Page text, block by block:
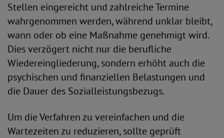
Stellen eingereicht und zahlreiche Termine
wahrgenommen werden, während unklar bleibt,
wann oder ob eine Maßnahme genehmigt wird.
Dies verzögert nicht nur die berufliche
Wiedereingliederung, sondern erhöht auch die
psychischen und finanziellen Belastungen und
die Dauer des Sozialleistungsbezugs.
Um die Verfahren zu vereinfachen und die
Wartezeiten zu reduzieren, sollte geprüft